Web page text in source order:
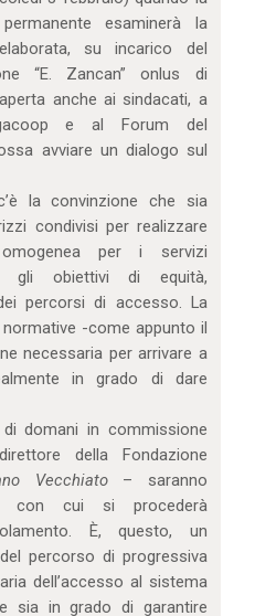
esaminerà la
su incarico del
“E. Zancan” onlus di
anche ai sindacati, a
e al Forum del
avviare un dialogo sul
la convinzione che sia
condivisi per realizzare
omogenea per i servizi
gli obiettivi di equità,
percorsi di accesso. La
-come appunto il
necessaria per arrivare a
in grado di dare
domani in commissione
della Fondazione
Vecchiato– saranno
con cui si procederà
È, questo, un
percorso di progressiva
dell’accesso al sistema
sia in grado di garantire